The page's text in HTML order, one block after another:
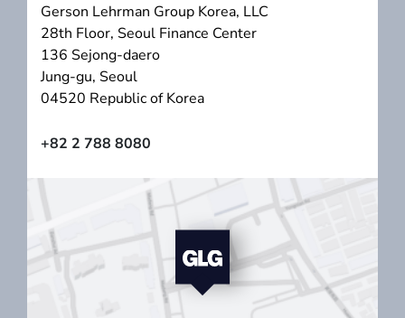
Gerson Lehrman Group Korea, LLC
28th Floor, Seoul Finance Center
136 Sejong-daero
Jung-gu, Seoul
04520 Republic of Korea
+82 2 788 8080